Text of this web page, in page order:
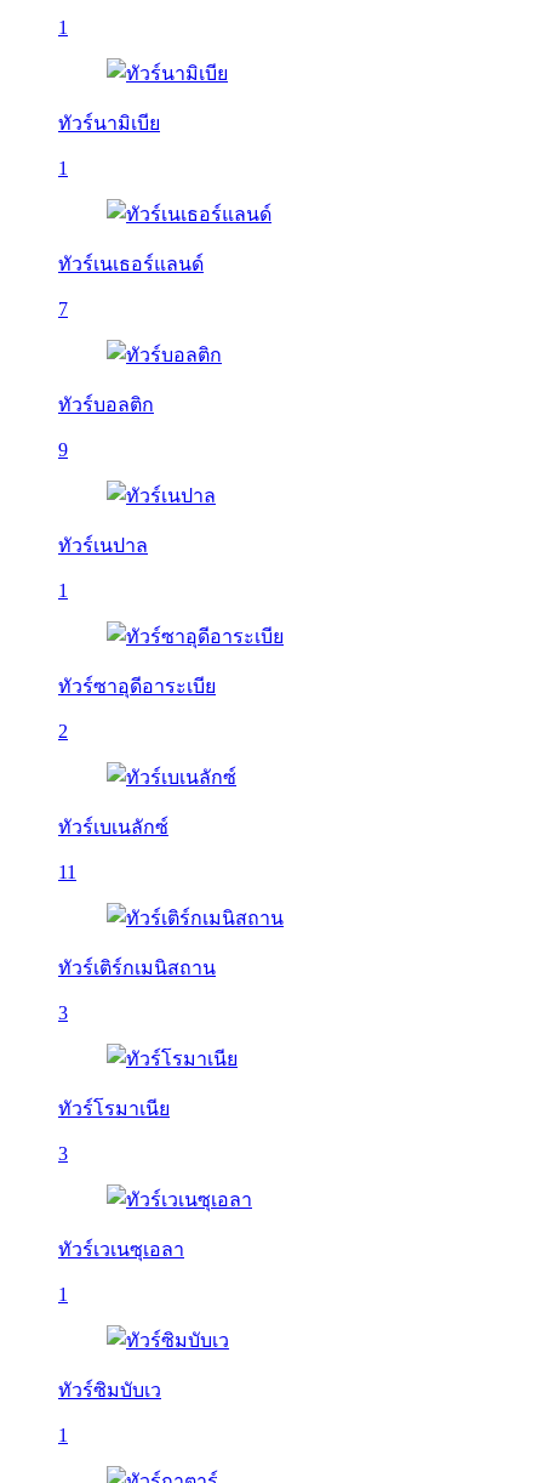
1
ทัวร์นามิเบีย
1
ทัวร์เนเธอร์แลนด์
7
ทัวร์บอลติก
9
ทัวร์เนปาล
1
ทัวร์ซาอุดีอาระเบีย
2
ทัวร์เบเนลักซ์
11
ทัวร์เติร์กเมนิสถาน
3
ทัวร์โรมาเนีย
3
ทัวร์เวเนซุเอลา
1
ทัวร์ซิมบับเว
1